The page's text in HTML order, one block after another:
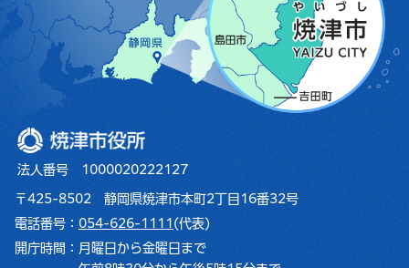
焼津市役所
法人番号 1000020222127
〒425-8502 静岡県焼津市本町2丁目16番32号
電話番号： 054-626-1111 (代表)
開庁時間： 月曜日から金曜日まで